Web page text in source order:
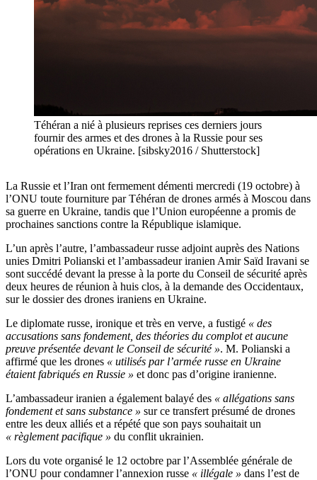
Téhéran a nié à plusieurs reprises ces derniers jours
fournir des armes et des drones à la Russie pour ses
opérations en Ukraine. [sibsky2016 / Shutterstock]
La Russie et l’Iran ont fermement démenti mercredi (19 octobre) à
l’ONU toute fourniture par Téhéran de drones armés à Moscou dans
sa guerre en Ukraine, tandis que l’Union européenne a promis de
prochaines sanctions contre la République islamique.
L’un après l’autre, l’ambassadeur russe adjoint auprès des Nations
unies Dmitri Polianski et l’ambassadeur iranien Amir Saïd Iravani se
sont succédé devant la presse à la porte du Conseil de sécurité après
deux heures de réunion à huis clos, à la demande des Occidentaux,
sur le dossier des drones iraniens en Ukraine.
Le diplomate russe, ironique et très en verve, a fustigé « des
accusations sans fondement, des théories du complot et aucune
preuve présentée devant le Conseil de sécurité ». M. Polianski a
affirmé que les drones « utilisés par l’armée russe en Ukraine
étaient fabriqués en Russie » et donc pas d’origine iranienne.
L’ambassadeur iranien a également balayé des « allégations sans
fondement et sans substance » sur ce transfert présumé de drones
entre les deux alliés et a répété que son pays souhaitait un
« règlement pacifique » du conflit ukrainien.
Lors du vote organisé le 12 octobre par l’Assemblée générale de
l’ONU pour condamner l’annexion russe « illégale » dans l’est de